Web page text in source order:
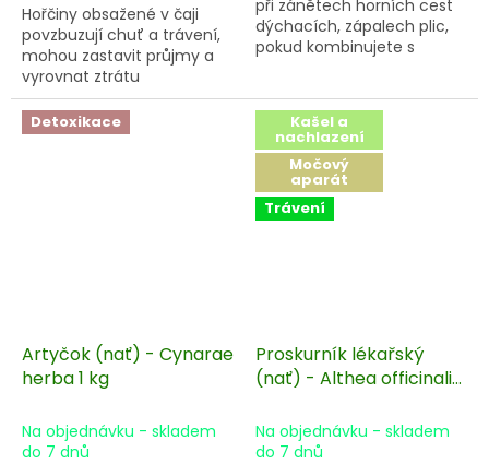
Hořčiny obsažené v čaji
povzbuzují chuť a trávení,
mohou zastavit průjmy a
vyrovnat ztrátu
minerálních látek.
Zelený čaj povzbuzuje
při zánětech horních cest
dýchacích, zápalech plic,
pokud kombinujete s
oblasti detoxikace
organismu, je silný
antioxidant.
Detoxikace
Artyčok (nať) - Cynarae
herba 1 kg
Na objednávku - skladem
do 7 dnů
Kašel a
nachlazení
Močový
aparát
Trávení
Proskurník lékařský
(nať) - Althea officinalis
Na objednávku - skladem
do 7 dnů